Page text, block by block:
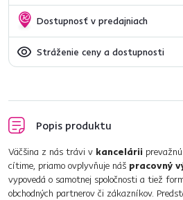
Dostupnosť v predajniach
Stráženie ceny a dostupnosti
Popis produktu
Väčšina z nás trávi v kancelárii
cítime, priamo ovplyvňuje náš pracovný
vypovedá o samotnej spoločnosti a tiež
obchodných partnerov či zákazníkov.